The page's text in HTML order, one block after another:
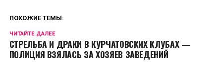
ПОХОЖИЕ ТЕМЫ:
ЧИТАЙТЕ ДАЛЕЕ
СТРЕЛЬБА И ДРАКИ В КУРЧАТОВСКИХ КЛУБАХ —
ПОЛИЦИЯ ВЗЯЛАСЬ ЗА ХОЗЯЕВ ЗАВЕДЕНИЙ